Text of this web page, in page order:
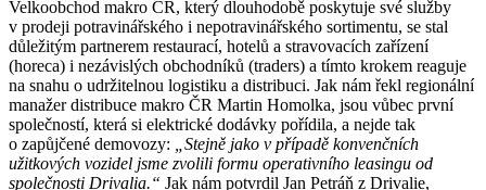
Velkoobchod makro ČR, který dlouhodobě poskytuje své služby
v prodeji potravinářského i nepotravinářského sortimentu, se stal
důležitým partnerem restaurací, hotelů a stravovacích zařízení
(horeca) i nezávislých obchodníků (traders) a tímto krokem reaguje
na snahu o udržitelnou logistiku a distribuci. Jak nám řekl regionální
manažer distribuce makro ČR Martin Homolka, jsou vůbec první
společností, která si elektrické dodávky pořídila, a nejde tak
o zapůjčené demovozy:
„Stejně jako v případě konvenčních
užitkových vozidel jsme zvolili formu operativního leasingu od
společnosti Drivalia.“ Jak nám potvrdil Jan Petráň z Drivalie,